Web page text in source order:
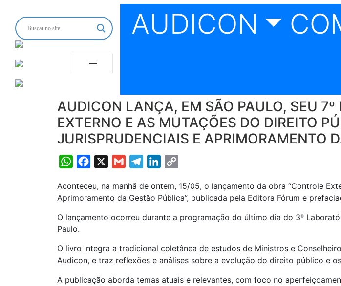
AUDICON
AUDICON LANÇA, EM SÃO PAULO, SEU
EXTERNO E AS MUTAÇÕES DO DIREITO
JURISPRUDENCIAIS E APRIMORAMENTO
WhatsAppFacebook Gmail TelegramLinkedIn
Aconteceu, na manhã de ontem, 15/05, o lançamento da obra “Controle
Aprimoramento da Gestão Pública”, publicada pela Editora Fórum e
O lançamento ocorreu durante a programação do último dia do 3º
Paulo.
O livro integra a tradicional coletânea de estudos de Ministros e
Audicon, e traz reflexões e análises sobre a evolução do direito público e
A publicação aborda temas atuais e relevantes, com foco no